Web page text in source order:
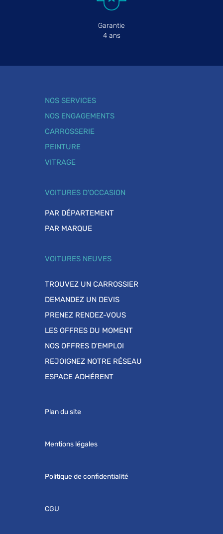
Garantie
4 ans
NOS SERVICES
NOS ENGAGEMENTS
CARROSSERIE
PEINTURE
VITRAGE
VOITURES D'OCCASION
PAR DÉPARTEMENT
PAR MARQUE
VOITURES NEUVES
TROUVEZ UN CARROSSIER
DEMANDEZ UN DEVIS
PRENEZ RENDEZ-VOUS
LES OFFRES DU MOMENT
NOS OFFRES D'EMPLOI
REJOIGNEZ NOTRE RÉSEAU
ESPACE ADHÉRENT
Plan du site
Mentions légales
Politique de confidentialité
CGU